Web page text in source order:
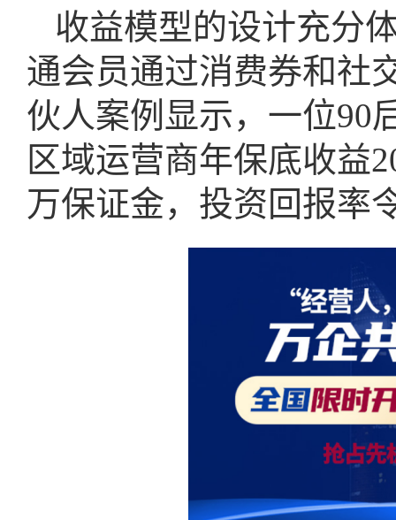
收益模型的设计充分
通会员通过消费券和社
伙人案例显示，一位90
区域运营商年保底收益
万保证金，投资回报率